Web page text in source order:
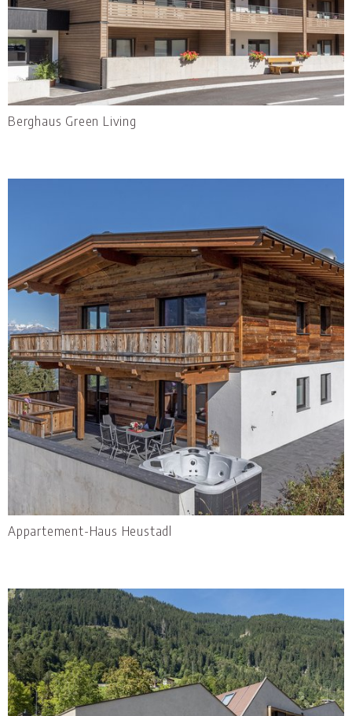
Berghaus Green Living
Appartement-Haus Heustadl